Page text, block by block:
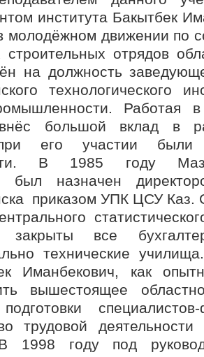
института Бакытбек
молодёжном движении по
строительных отрядов
на должность
технологического
Работая
большой вклад в
его участии были
В 1985 году
был назначен
приказом УПК ЦСУ Каз.
все
технические
Иманбекович, как
вышестоящее
трудовой деятельности
1998 году под